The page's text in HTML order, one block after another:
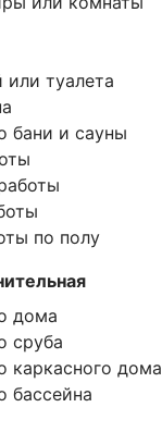
или туалета
бани и сауны
по полу
дома
сруба
каркасного дома
бассейна